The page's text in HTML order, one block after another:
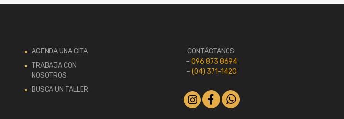
AGENDA UNA CITA
TRABAJA CON
NOSOTROS
BUSCA UN TALLER
CONTÁCTANOS:
–096 873 8694
–(04) 371-1420